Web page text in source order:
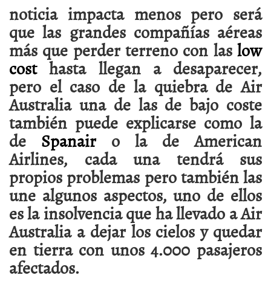
noticia impacta menos pero será
que las grandes compañías aéreas
más que perder terreno con laslow
costhasta llegan a desaparecer,
pero el caso de la quiebra de Air
Australia una de las de bajo coste
también puede explicarse como la
de Spanair o la de American
Airlines, cada una tendrá sus
propios problemas pero también las
une algunos aspectos, uno de ellos
es la insolvencia que ha llevado a Air
Australia a dejar los cielos y quedar
en tierra con unos 4.000 pasajeros
afectados.